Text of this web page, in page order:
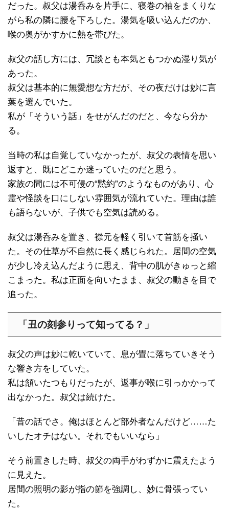
だった。叔父は湯呑みを片手に、寝巻の袖をまくりな
がら私の隣に腰を下ろした。湯気を吸い込んだのか、
喉の奥がかすかに熱を帯びた。
叔父の話し方には、冗談とも本気ともつかぬ湿り気が
あった。
叔父は基本的に無愛想な方だが、その夜だけは妙に言
葉を選んでいた。
私が「そういう話」をせがんだのだと、今なら分か
る。
当時の私は自覚していなかったが、叔父の表情を思い
返すと、既にどこか迷っていたのだと思う。
家族の間には不可侵の“黙約”のようなものがあり、心
霊や怪談を口にしない雰囲気が流れていた。理由は誰
も語らないが、子供でも空気は読める。
叔父は湯呑みを置き、襟元を軽く引いて首筋を掻い
た。その仕草が不自然に長く感じられた。居間の空気
が少し冷え込んだように思え、背中の肌がきゅっと縮
こまった。私は正面を向いたまま、叔父の動きを目で
追った。
「丑の刻参りって知ってる？」
叔父の声は妙に乾いていて、息が畳に落ちていきそう
な響き方をしていた。
私は頷いたつもりだったが、返事が喉に引っかかって
出なかった。叔父は続けた。
「昔の話でさ。俺はほとんど部外者なんだけど……た
いしたオチはない。それでもいいなら」
そう前置きした時、叔父の両手がわずかに震えたよう
に見えた。
居間の照明の影が指の節を強調し、妙に骨張ってい
た。